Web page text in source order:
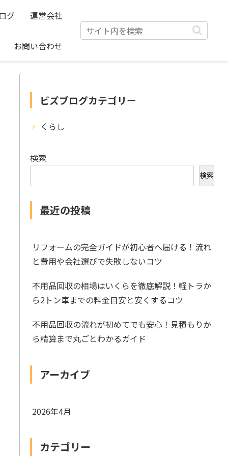
グ 運営会社
お問い合わせ
ビズブログカテゴリー
くらし
検索
検索
最近の投稿
リフォームの完全ガイドが初心者へ届ける！流れ
と費用や会社選びで失敗しないコツ
不用品回収の相場はいくらを徹底解説！軽トラか
ら2トン車までの料金目安と安くするコツ
不用品回収の流れが初めてでも安心！見積もりか
ら精算まで丸ごとわかるガイド
アーカイブ
2026年4月
カテゴリー